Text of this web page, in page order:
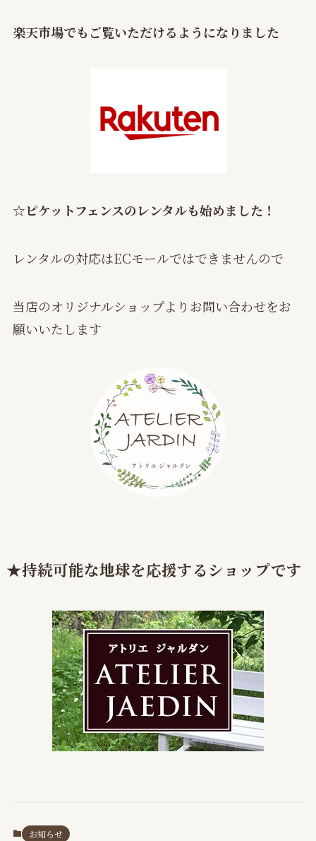
楽天市場でもご覧いただけるようになりました
☆ピケットフェンスのレンタルも始めました！
レンタルの対応はECモールではできませんので
当店のオリジナルショップよりお問い合わせをお
願いいたします
★持続可能な地球を応援するショップです
お知らせ